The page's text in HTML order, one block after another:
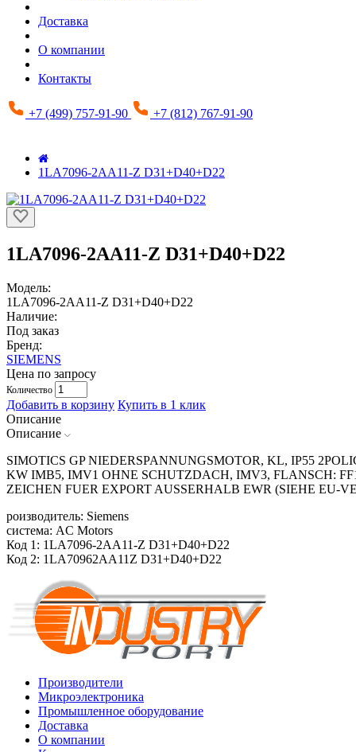
Доставка
О компании
Контакты
+7 (499) 757-91-90 +7 (812) 767-91-90
1LA7096-2AA11-Z D31+D40+D22
1LA7096-2AA11-Z D31+D40+D22
Модель:
1LA7096-2AA11-Z D31+D40+D22
Наличие:
Под заказ
Бренд:
SIEMENS
Цена по запросу
Количество
Добавить в корзину Купить в 1 клик
Описание
Описание
SIMOTICS GP NIEDERSPANNUNGSMOTOR, KL, IP55
KW IMB5, IMV1 OHNE SCHUTZDACH, IMV3, FLANSCH:
ZEICHEN FUER EXPORT AUSSERHALB EWR (SIEHE EU-
роизводитель: Siemens
система: AC Motors
Код 1: 1LA7096-2AA11-Z D31+D40+D22
Код 2: 1LA70962AA11Z D31+D40+D22
Производители
Микроэлектроника
Промышленное оборудование
Доставка
О компании